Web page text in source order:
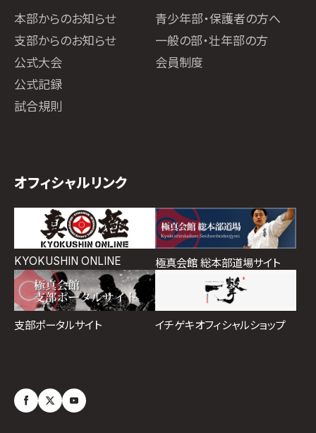
本部からのお知らせ
支部からのお知らせ
公式大会
公式記録
試合規則
青少年部・保護者の方へ
一般の部・壮年部の方
会員制度
オフィシャルリンク
KYOKUSHIN ONLINE 極真会館 総本部道場サイト
支部ポータルサイト イチゲキオフィシャルショップ